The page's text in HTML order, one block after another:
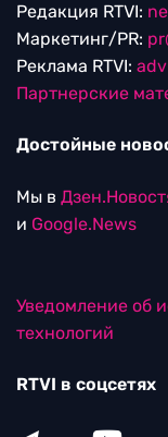
Редакция RTVI:
Маркетинг/PR:
Реклама RTVI:
Партнерские
Достойные
Мы в
и Google.News
Уведомление об
технологий
RTVI в соцсетях